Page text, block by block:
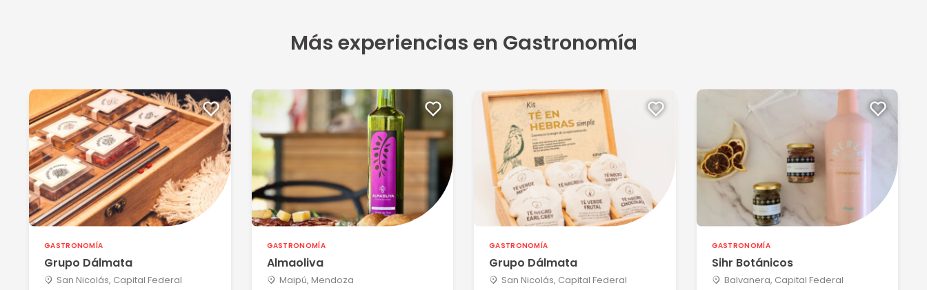
Más experiencias en Gastronomía
GASTRONOMÍA
Grupo Dálmata
San Nicolás, Capital Federal
GASTRONOMÍA
Almaoliva
Maipú, Mendoza
GASTRONOMÍA
Grupo Dálmata
San Nicolás, Capital Federal
GASTRONOMÍA
Sihr Botánicos
Balvanera, Capital Federal